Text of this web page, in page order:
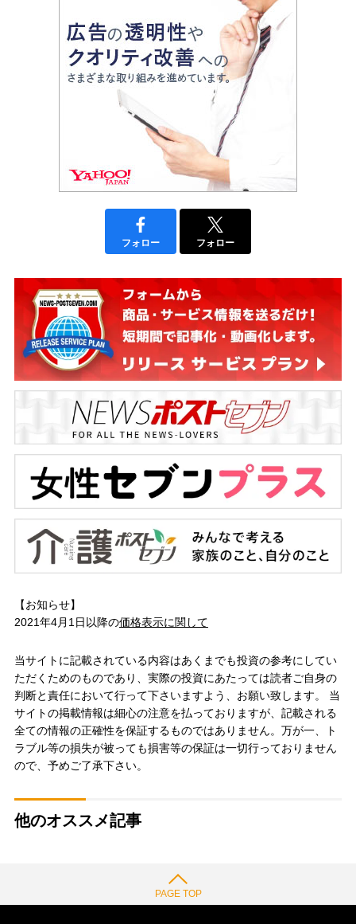
フォロー フォロー
【お知らせ】
2021年4月1日以降の価格表示に関して
当サイトに記載されている内容はあくまでも投資の参考にしてい
ただくためのものであり、実際の投資にあたっては読者ご自身の
判断と責任において行って下さいますよう、お願い致します。 当
サイトの掲載情報は細心の注意を払っておりますが、記載される
全ての情報の正確性を保証するものではありません。万が一、ト
ラブル等の損失が被っても損害等の保証は一切行っておりません
ので、予めご了承下さい。
他のオススメ記事
PAGE TOP